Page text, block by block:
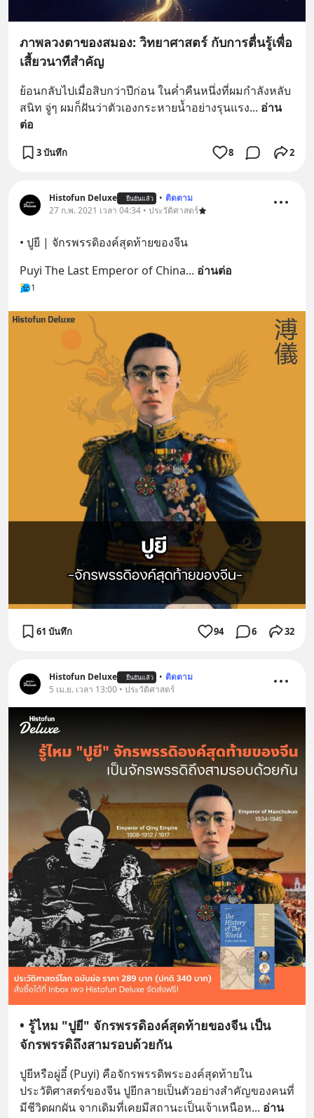
ภาพลวงตาของสมอง: วิทยาศาสตร์ กับการตื่นรู้เพื่อ
เสี้ยวนาทีสำคัญ
ย้อนกลับไปเมื่อสิบกว่าปีก่อน ในค่ำคืนหนึ่งที่ผมกำลังหลับ
สนิท จู่ๆ ผมก็ฝันว่าตัวเองกระหายน้ำอย่างรุนแรง... อ่าน
ต่อ
3 บันทึก 8 2
Histofun Deluxe ยืนยันแล้ว • ติดตาม
27 ก.พ. 2021 เวลา 04:34 • ประวัติศาสตร์
• ปูยี | จักรพรรดิองค์สุดท้ายของจีน
Puyi The Last Emperor of China... อ่านต่อ
1
61 บันทึก 94 6 32
Histofun Deluxe ยืนยันแล้ว • ติดตาม
5 เม.ย. เวลา 13:00 • ประวัติศาสตร์
• รู้ไหม "ปูยี" จักรพรรดิองค์สุดท้ายของจีน เป็น
จักรพรรดิถึงสามรอบด้วยกัน
ปูยีหรือผู่อี๋ (Puyi) คือจักรพรรดิพระองค์สุดท้ายใน
ประวัติศาสตร์ของจีน ปูยีกลายเป็นตัวอย่างสำคัญของคนที่
มีชีวิตผกผัน จากเดิมที่เคยมีสถานะเป็นเจ้าเหนือห... อ่าน